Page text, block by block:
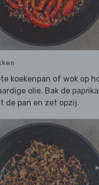
koekenpan of wok op
olie. Bak de paprika
de pan en zet opzij.